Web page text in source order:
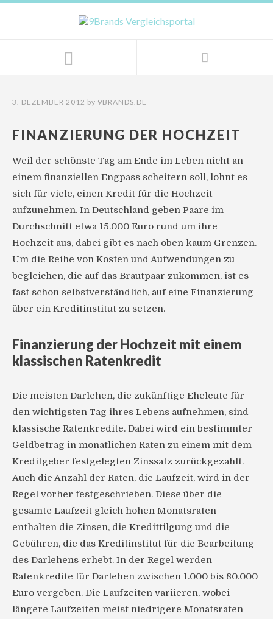
3. DEZEMBER 2012 by 9BRANDS.DE
FINANZIERUNG DER HOCHZEIT
Weil der schönste Tag am Ende im Leben nicht an
einem finanziellen Engpass scheitern soll, lohnt es
sich für viele, einen Kredit für die Hochzeit
aufzunehmen. In Deutschland geben Paare im
Durchschnitt etwa 15.000 Euro rund um ihre
Hochzeit aus, dabei gibt es nach oben kaum Grenzen.
Um die Reihe von Kosten und Aufwendungen zu
begleichen, die auf das Brautpaar zukommen, ist es
fast schon selbstverständlich, auf eine Finanzierung
über ein Kreditinstitut zu setzen.
Finanzierung der Hochzeit mit einem
klassischen Ratenkredit
Die meisten Darlehen, die zukünftige Eheleute für
den wichtigsten Tag ihres Lebens aufnehmen, sind
klassische Ratenkredite. Dabei wird ein bestimmter
Geldbetrag in monatlichen Raten zu einem mit dem
Kreditgeber festgelegten Zinssatz zurückgezahlt.
Auch die Anzahl der Raten, die Laufzeit, wird in der
Regel vorher festgeschrieben. Diese über die
gesamte Laufzeit gleich hohen Monatsraten
enthalten die Zinsen, die Kredittilgung und die
Gebühren, die das Kreditinstitut für die Bearbeitung
des Darlehens erhebt. In der Regel werden
Ratenkredite für Darlehen zwischen 1.000 bis 80.000
Euro vergeben. Die Laufzeiten variieren, wobei
längere Laufzeiten meist niedrigere Monatsraten